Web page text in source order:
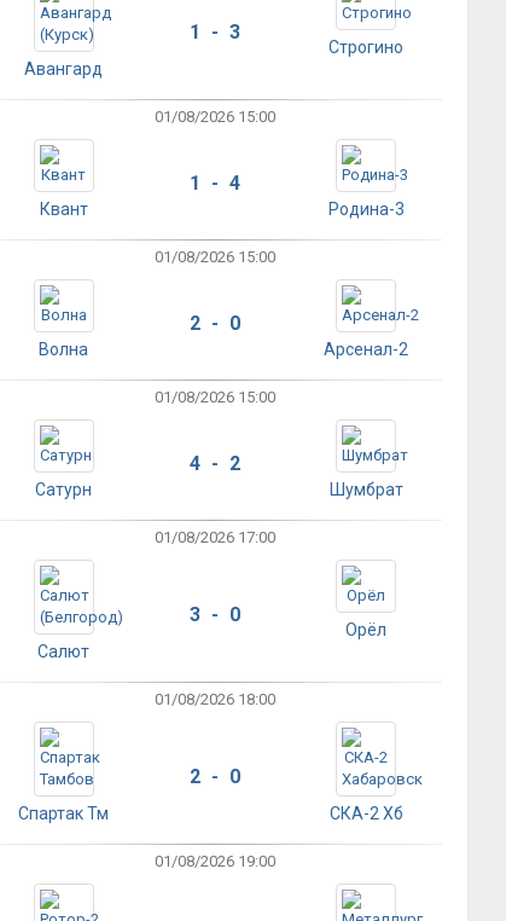
Авангард
1 - 3
Строгино
01/08/2026 15:00
Квант
1 - 4
Родина-3
01/08/2026 15:00
Волна
2 - 0
Арсенал-2
01/08/2026 15:00
Сатурн
4 - 2
Шумбрат
01/08/2026 17:00
Салют
3 - 0
Орёл
01/08/2026 18:00
Спартак Тм
2 - 0
СКА-2 Хб
01/08/2026 19:00